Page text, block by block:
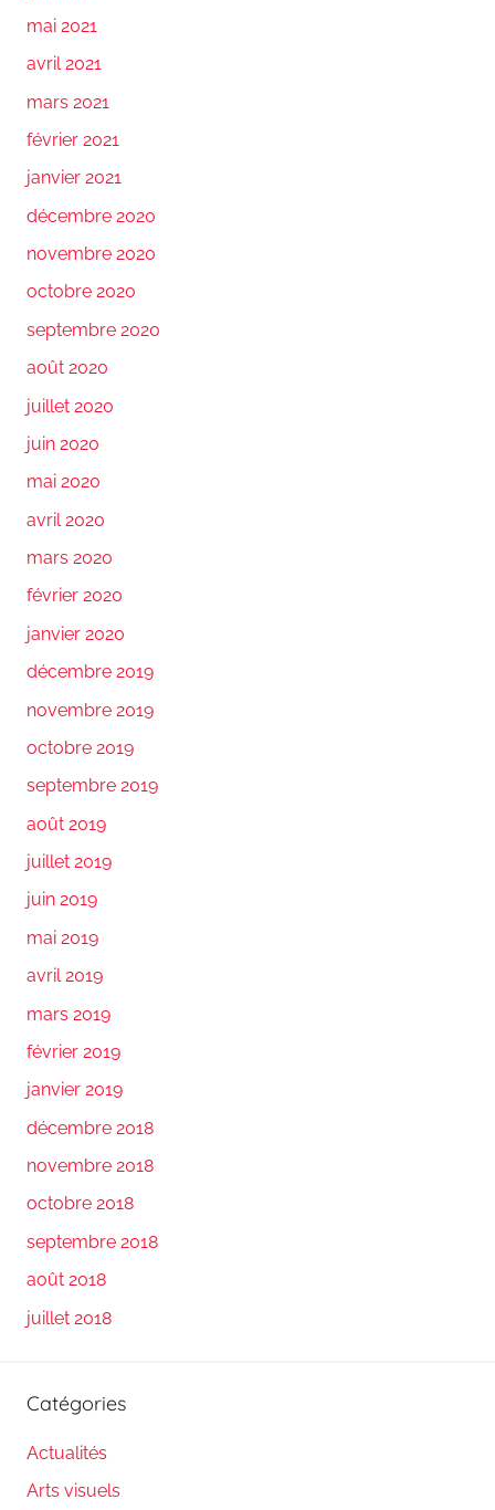
mai 2021
avril 2021
mars 2021
février 2021
janvier 2021
décembre 2020
novembre 2020
octobre 2020
septembre 2020
août 2020
juillet 2020
juin 2020
mai 2020
avril 2020
mars 2020
février 2020
janvier 2020
décembre 2019
novembre 2019
octobre 2019
septembre 2019
août 2019
juillet 2019
juin 2019
mai 2019
avril 2019
mars 2019
février 2019
janvier 2019
décembre 2018
novembre 2018
octobre 2018
septembre 2018
août 2018
juillet 2018
Catégories
Actualités
Arts visuels